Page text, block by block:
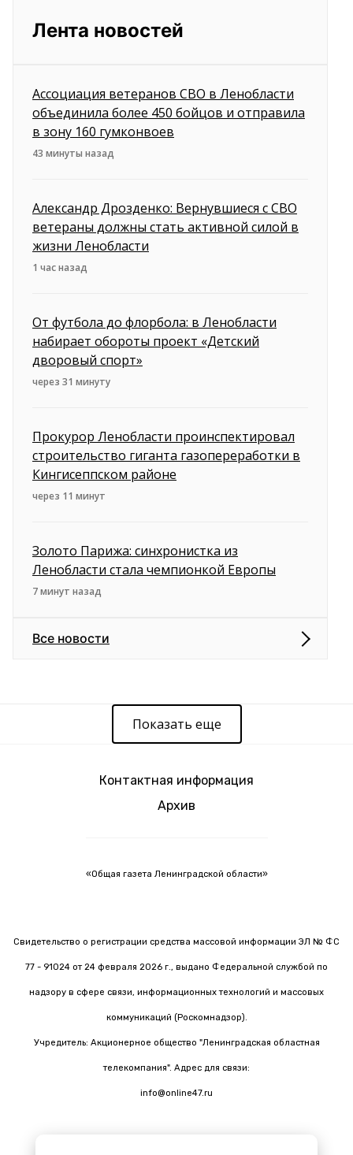
Лента новостей
Ассоциация ветеранов СВО в Ленобласти
объединила более 450 бойцов и отправила
в зону 160 гумконвоев
43 минуты назад
Александр Дрозденко: Вернувшиеся с СВО
ветераны должны стать активной силой в
жизни Ленобласти
1 час назад
От футбола до флорбола: в Ленобласти
набирает обороты проект «Детский
дворовый спорт»
через 31 минуту
Прокурор Ленобласти проинспектировал
строительство гиганта газопереработки в
Кингисеппском районе
через 11 минут
Золото Парижа: синхронистка из
Ленобласти стала чемпионкой Европы
7 минут назад
Все новости
Показать еще
Контактная информация
Архив
«Общая газета Ленинградской области»
Свидетельство о регистрации средства массовой информации ЭЛ № ФС
77 - 91024 от 24 февраля 2026 г., выдано Федеральной службой по
надзору в сфере связи, информационных технологий и массовых
коммуникаций (Роскомнадзор).
Учредитель: Акционерное общество "Ленинградская областная
телекомпания". Адрес для связи:
info@online47.ru